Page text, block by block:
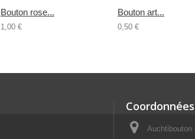
Bouton rose...
1,00 €
Bouton art...
0,50 €
Auchtibouton